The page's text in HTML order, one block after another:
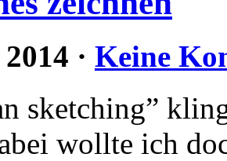
· Keine
sketching”
wollte ich